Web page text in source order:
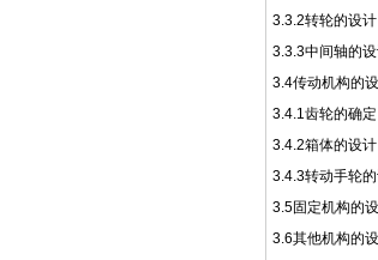
3.3.2转轮的设计
3.3.3中间轴的
3.4传动机构的
3.4.1齿轮的确定
3.4.2箱体的设计
3.4.3转动手轮
3.5固定机构的
3.6其他机构的